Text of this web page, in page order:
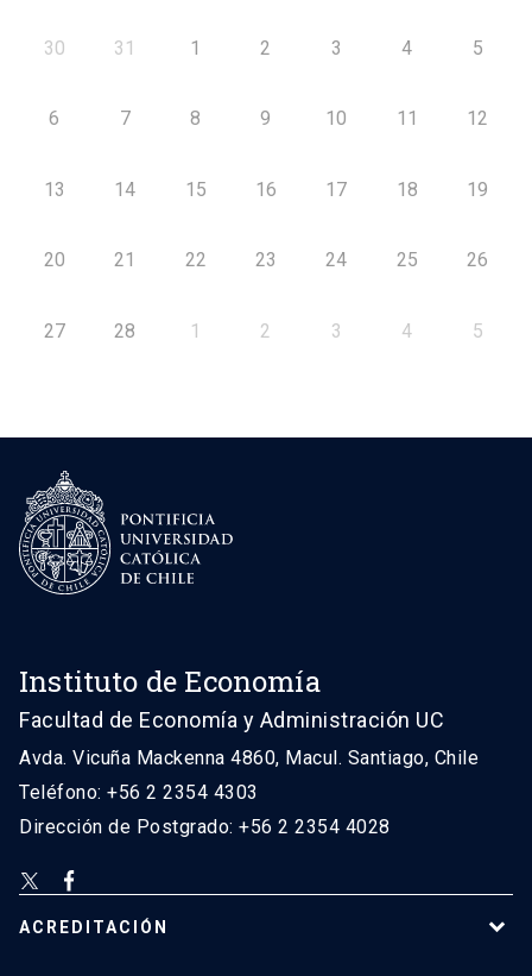
30 31 1 2 3 4 5
6 7 8 9 10 11 12
13 14 15 16 17 18 19
20 21 22 23 24 25 26
27 28 1 2 3 4 5
Instituto de Economía
Facultad de Economía y Administración UC
Avda. Vicuña Mackenna 4860, Macul. Santiago, Chile
Teléfono: +56 2 2354 4303
Dirección de Postgrado: +56 2 2354 4028
ACREDITACIÓN